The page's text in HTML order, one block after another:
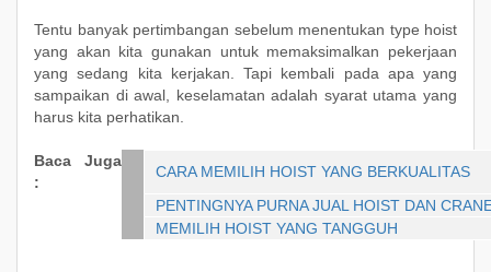
Tentu banyak pertimbangan sebelum menentukan type hoist
yang akan kita gunakan untuk memaksimalkan pekerjaan
yang sedang kita kerjakan. Tapi kembali pada apa yang
sampaikan di awal, keselamatan adalah syarat utama yang
harus kita perhatikan.
Baca Juga
:
CARA MEMILIH HOIST YANG BERKUALITAS
PENTINGNYA PURNA JUAL HOIST DAN
MEMILIH HOIST YANG TANGGUH